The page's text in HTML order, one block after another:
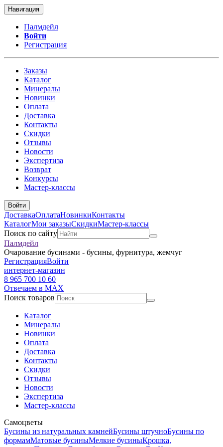
Навигация
Палмдейл
Войти
Регистрация
Заказы
Каталог
Минералы
Новинки
Оплата
Доставка
Контакты
Скидки
Отзывы
Новости
Экспертиза
Возврат
Конкурсы
Мастер-классы
Войти
ДоставкаОплатаНовинкиКонтакты
КаталогМои заказыСкидкиМастер-классы
Поиск по сайту
Палмдейл
Очарование бусинами - бусины, фурнитура, жемчуг
РегистрацияВойти
интернет-магазин
8 965 700 10 60
Отвечаем в MAX
Поиск товаров
Каталог
Минералы
Новинки
Оплата
Доставка
Контакты
Скидки
Отзывы
Новости
Экспертиза
Мастер-классы
Самоцветы
Бусины из натуральных камнейБусины штучноБусины по
формамМатовые бусиныМелкие бусиныКрошка,